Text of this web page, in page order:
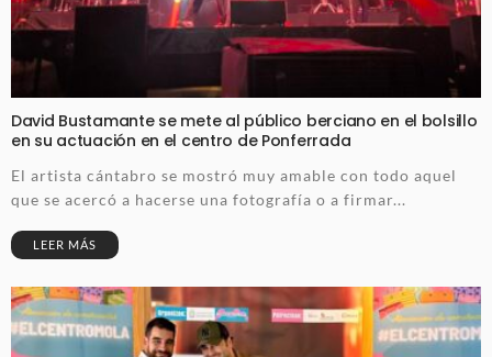
David Bustamante se mete al público berciano en el bolsillo
en su actuación en el centro de Ponferrada
El artista cántabro se mostró muy amable con todo aquel
que se acercó a hacerse una fotografía o a firmar...
LEER MÁS